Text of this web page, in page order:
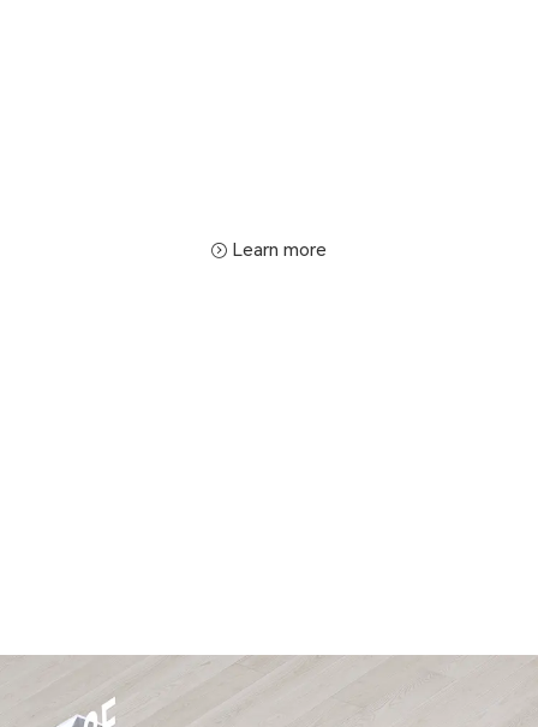
Learn more